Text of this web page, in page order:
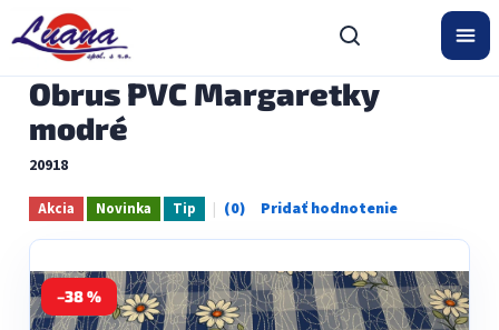
obsah
Obrus PVC Margaretky
modré
20918
Akcia Novinka Tip
Priemerné
hodnotenie
je
0,0
z
5
–38 %